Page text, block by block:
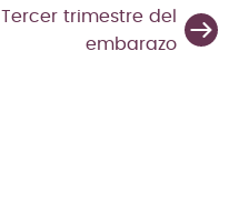
Tercer trimestre del
embarazo